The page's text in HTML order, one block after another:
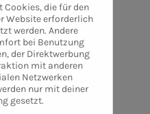
km
10 km nördlich des
befindet sich der Biohof
im Naturpark
1997 nach Naturland-
Cookies, die für den
Website erforderlich
werden. Andere
bei Benutzung
der Direktwerbung
mit anderen
Netzwerken
nur mit deiner
gesetzt.